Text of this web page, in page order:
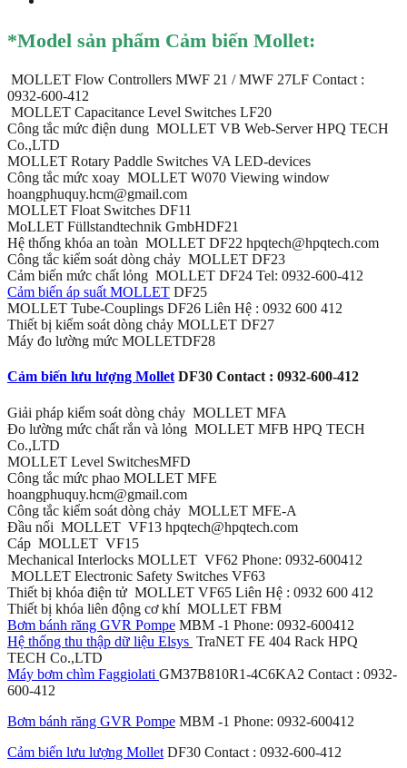
*Model sản phẩm Cảm biến Mollet:
MOLLET Flow Controllers MWF 21 / MWF 27LF Contact :
0932-600-412
MOLLET Capacitance Level Switches LF20
Công tắc mức điện dung MOLLET VB Web-Server HPQ TECH
Co.,LTD
MOLLET Rotary Paddle Switches VA LED-devices
Công tắc mức xoay MOLLET W070 Viewing window
hoangphuquy.hcm@gmail.com
MOLLET Float Switches DF11
MoLLET Füllstandtechnik GmbHDF21
Hệ thống khóa an toàn MOLLET DF22 hpqtech@hpqtech.com
Công tắc kiểm soát dòng chảy MOLLET DF23
Cảm biến mức chất lỏng MOLLET DF24 Tel: 0932-600-412
Cảm biến áp suất MOLLET DF25
MOLLET Tube-Couplings DF26 Liên Hệ : 0932 600 412
Thiết bị kiểm soát dòng chảy MOLLET DF27
Máy đo lường mức MOLLETDF28
Cảm biến lưu lượng Mollet DF30 Contact : 0932-600-412
Giải pháp kiểm soát dòng chảy MOLLET MFA
Đo lường mức chất rắn và lỏng MOLLET MFB HPQ TECH
Co.,LTD
MOLLET Level SwitchesMFD
Công tắc mức phao MOLLET MFE
hoangphuquy.hcm@gmail.com
Công tắc kiểm soát dòng chảy MOLLET MFE-A
Đầu nối MOLLET VF13 hpqtech@hpqtech.com
Cáp MOLLET VF15
Mechanical Interlocks MOLLET VF62 Phone: 0932-600412
MOLLET Electronic Safety Switches VF63
Thiết bị khóa điện tử MOLLET VF65 Liên Hệ : 0932 600 412
Thiết bị khóa liên động cơ khí MOLLET FBM
Bơm bánh răng GVR Pompe MBM -1 Phone: 0932-600412
Hệ thống thu thập dữ liệu Elsys TraNET FE 404 Rack HPQ
TECH Co.,LTD
Máy bơm chìm Faggiolati GM37B810R1-4C6KA2 Contact : 0932-
600-412
Bơm bánh răng GVR Pompe MBM -1 Phone: 0932-600412
Cảm biến lưu lượng Mollet DF30 Contact : 0932-600-412